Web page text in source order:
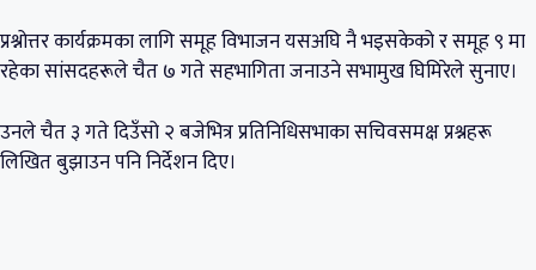
प्रश्नोत्तर कार्यक्रमका लागि समूह विभाजन यसअघि नै भइसकेको र समूह ९ मा
रहेका सांसदहरूले चैत ७ गते सहभागिता जनाउने सभामुख घिमिरेले सुनाए।
उनले चैत ३ गते दिउँसो २ बजेभित्र प्रतिनिधिसभाका सचिवसमक्ष प्रश्नहरू
लिखित बुझाउन पनि निर्देशन दिए।